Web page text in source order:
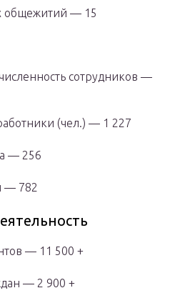
общежитий — 15
сотрудников —
(чел.) — 1 227
— 256
— 782
— 11 500 +
— 2 900 +